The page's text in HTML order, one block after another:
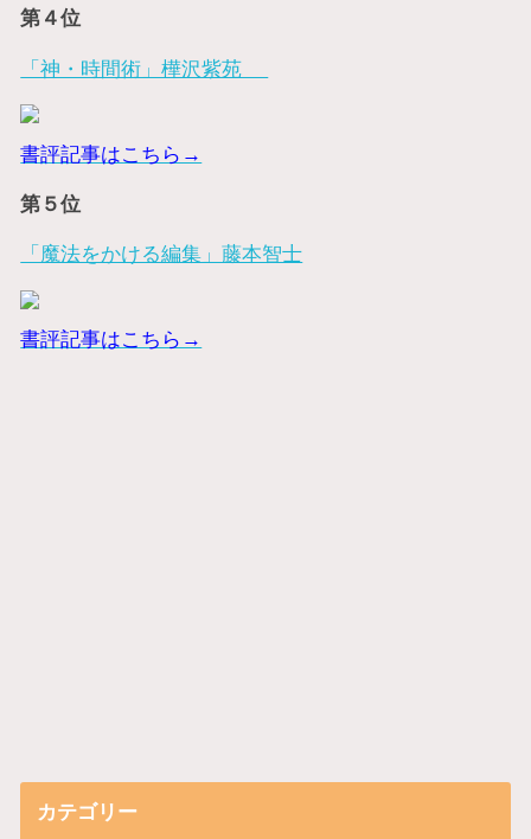
第４位
「神・時間術」樺沢紫苑
書評記事はこちら→
第５位
「魔法をかける編集」藤本智士
書評記事はこちら→
カテゴリー